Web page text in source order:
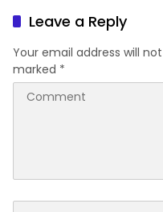
Leave a Reply
Your email address will
marked *